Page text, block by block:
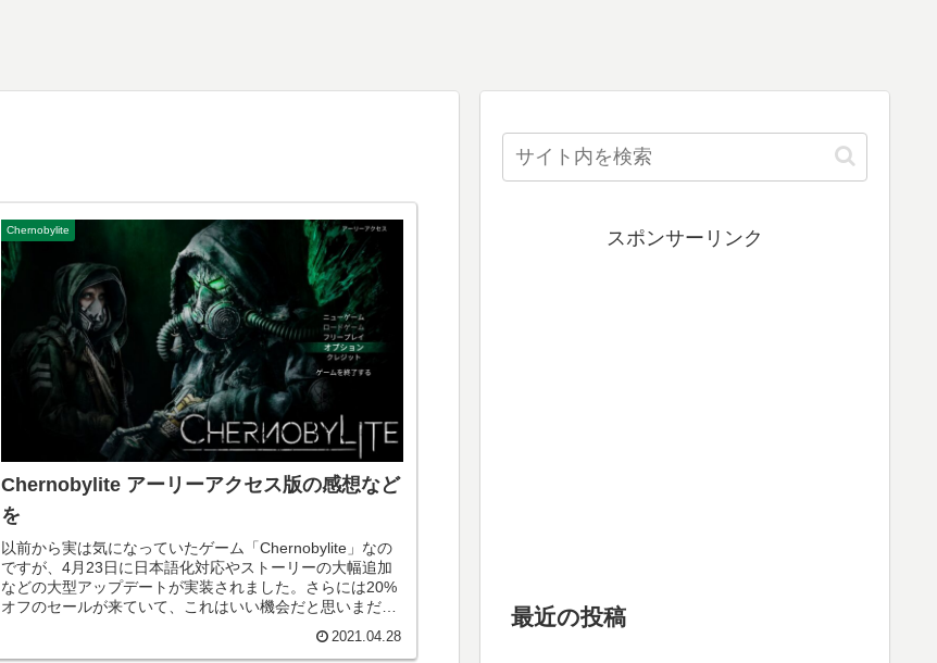
Chernobylite
Chernobylite アーリーアクセス版の感想など
を
以前から実は気になっていたゲーム「Chernobylite」なの
ですが、4月23日に日本語化対応やストーリーの大幅追加
などの大型アップデートが実装されました。さらには20%
オフのセールが来ていて、これはいい機会だと思いまだア
2021.04.28
スポンサーリンク
最近の投稿